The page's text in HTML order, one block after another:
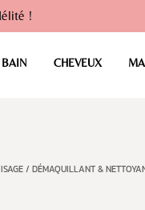
!
CHEVEUX
/ DÉMAQUILLANT &